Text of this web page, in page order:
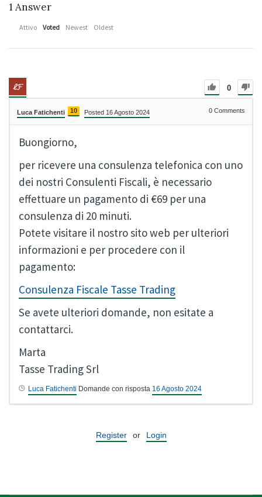
1 Answer
Attivo Voted Newest Oldest
0
Luca Fatichenti 10 Posted 16 Agosto 2024 0 Comments
Buongiorno,
per ricevere una consulenza telefonica con uno
dei nostri Consulenti Fiscali, è necessario
effettuare un pagamento di €69 per una
consulenza di 20 minuti.
Potete visitare il nostro sito web per ulteriori
informazioni e per procedere con il
pagamento:
Consulenza Fiscale Tasse Trading
Se avete ulteriori domande, non esitate a
contattarci.
Marta
Tasse Trading Srl
Luca Fatichenti Domande con risposta 16 Agosto 2024
Register or Login